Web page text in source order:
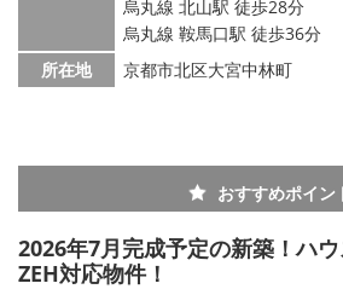
烏丸線 北山駅 徒歩28分
烏丸線 鞍馬口駅 徒歩36分
所在地
京都市北区大宮中林町
おすすめポイン
2026年7月完成予定の新築！ハ
ZEH対応物件！